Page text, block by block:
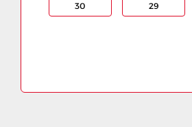
29
30